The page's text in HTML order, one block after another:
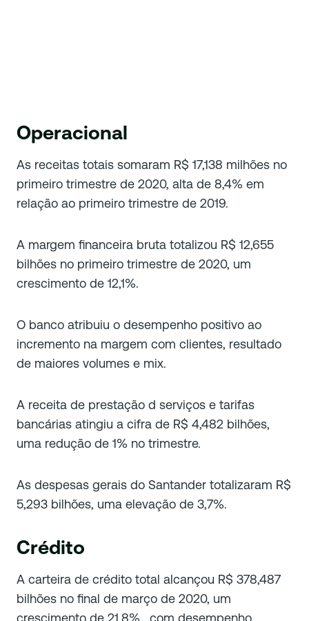
Operacional
As receitas totais somaram R$ 17,138 milhões no
primeiro trimestre de 2020, alta de 8,4% em
relação ao primeiro trimestre de 2019.
A margem financeira bruta totalizou R$ 12,655
bilhões no primeiro trimestre de 2020, um
crescimento de 12,1%.
O banco atribuiu o desempenho positivo ao
incremento na margem com clientes, resultado
de maiores volumes e mix.
A receita de prestação d serviços e tarifas
bancárias atingiu a cifra de R$ 4,482 bilhões,
uma redução de 1% no trimestre.
As despesas gerais do Santander totalizaram R$
5,293 bilhões, uma elevação de 3,7%.
Crédito
A carteira de crédito total alcançou R$ 378,487
bilhões no final de março de 2020, um
crescimento de 21,8% , com desempenho